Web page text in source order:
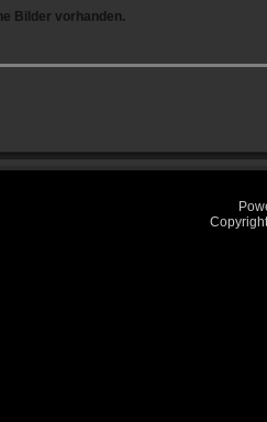
Bilder vorhanden.